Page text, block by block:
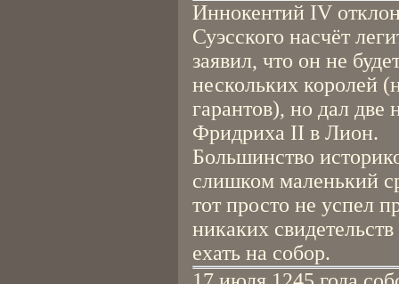
Иннокентий IV
Суэсского насчёт
заявил, что он не
нескольких королей
гарантов), но дал две
Фридриха II в Лион.
Большинство
слишком маленький
тот просто не успел
никаких
ехать на собор.